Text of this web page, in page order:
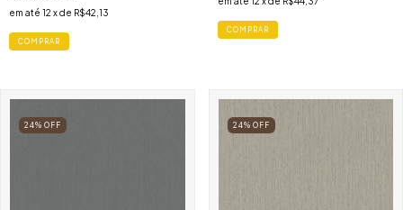
em até 12 x de R$42,13
24% OFF 24% OFF